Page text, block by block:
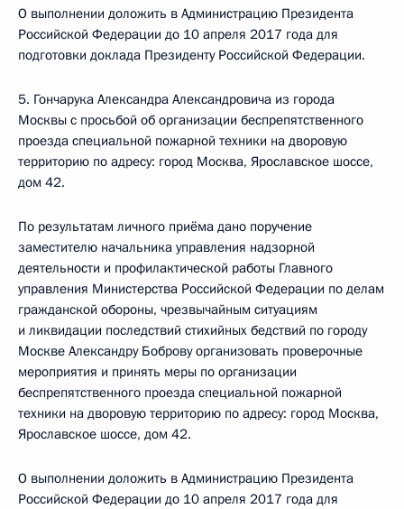
О выполнении доложить в Администрацию Президента
Российской Федерации до 10 апреля 2017 года для
подготовки доклада Президенту Российской Федерации.
5. Гончарука Александра Александровича из города
Москвы с просьбой об организации беспрепятственного
проезда специальной пожарной техники на дворовую
территорию по адресу: город Москва, Ярославское шоссе,
дом 42.
По результатам личного приёма дано поручение
заместителю начальника управления надзорной
деятельности и профилактической работы Главного
управления Министерства Российской Федерации по делам
гражданской обороны, чрезвычайным ситуациям
и ликвидации последствий стихийных бедствий по городу
Москве Александру Боброву организовать проверочные
мероприятия и принять меры по организации
беспрепятственного проезда специальной пожарной
техники на дворовую территорию по адресу: город Москва,
Ярославское шоссе, дом 42.
О выполнении доложить в Администрацию Президента
Российской Федерации до 10 апреля 2017 года для